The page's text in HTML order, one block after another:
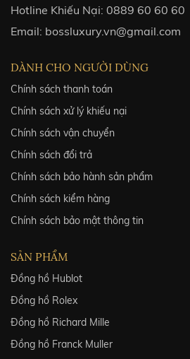
Hotline Khiếu Nại: 0889 60 60 60
Email: bossluxury.vn@gmail.com
DÀNH CHO NGƯỜI DÙNG
Chính sách thanh toán
Chính sách xử lý khiếu nại
Chính sách vận chuyển
Chính sách đổi trả
Chính sách bảo hành sản phẩm
Chính sách kiểm hàng
Chính sách bảo mật thông tin
SẢN PHẨM
Đồng hồ Hublot
Đồng hồ Rolex
Đồng hồ Richard Mille
Đồng hồ Franck Muller